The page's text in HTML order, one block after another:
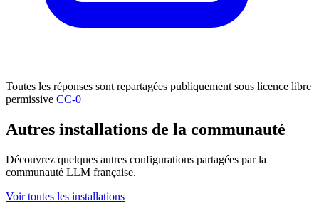
Toutes les réponses sont repartagées publiquement sous licence libre
permissive CC-0
Autres installations de la communauté
Découvrez quelques autres configurations partagées par la
communauté LLM française.
Voir toutes les installations